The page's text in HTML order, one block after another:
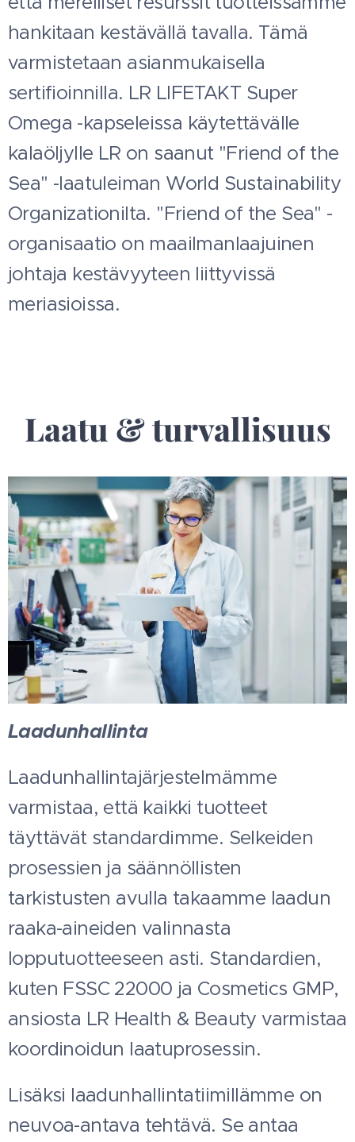
hankitaan kestävällä tavalla. Tämä
varmistetaan asianmukaisella
sertifioinnilla. LR LIFETAKT Super
Omega -kapseleissa käytettävälle
kalaöljylle LR on saanut "Friend of the
Sea" -laatuleiman World Sustainability
Organizationilta. "Friend of the Sea" -
organisaatio on maailmanlaajuinen
johtaja kestävyyteen liittyvissä
meriasioissa.
Laatu & turvallisuus
Laadunhallinta
Laadunhallintajärjestelmämme
varmistaa, että kaikki tuotteet
täyttävät standardimme. Selkeiden
prosessien ja säännöllisten
tarkistusten avulla takaamme laadun
raaka-aineiden valinnasta
lopputuotteeseen asti. Standardien,
kuten FSSC 22000 ja Cosmetics GMP,
ansiosta LR Health & Beauty varmistaa
koordinoidun laatuprosessin.
Lisäksi laadunhallintatiimillämme on
neuvoa-antava tehtävä. Se antaa